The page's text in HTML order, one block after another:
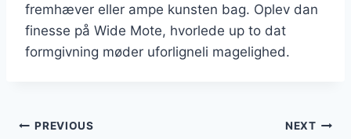
fremhæver eller ampe kunsten bag. Oplev dan
finesse på Wide Mote, hvorlede up to dat
formgivning møder uforligneli magelighed.
PREVIOUS NEXT